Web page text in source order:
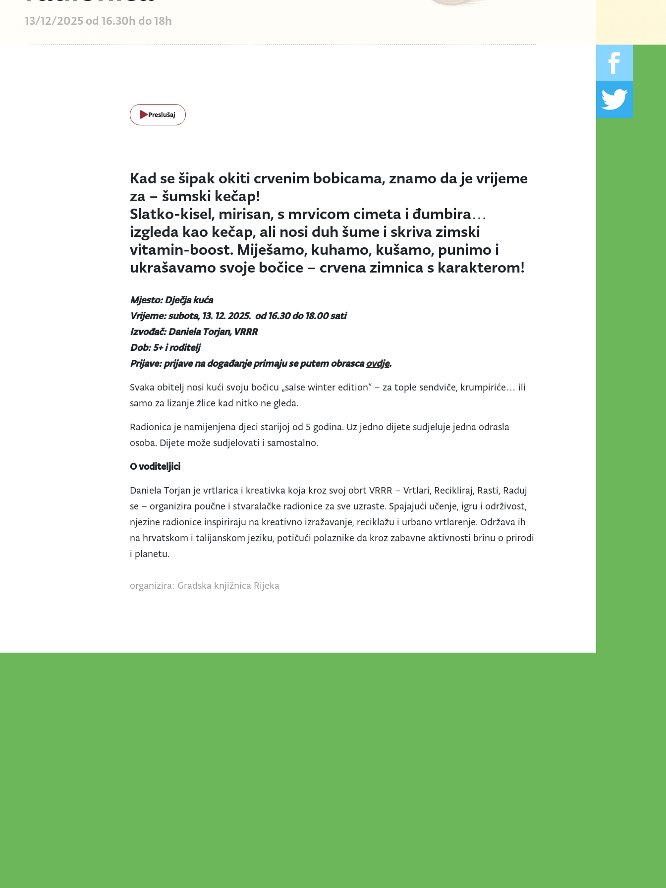
13/12/2025 od 16.30h do 18h
Preslušaj
Kad se šipak okiti crvenim bobicama, znamo da je vrijeme
za – šumski kečap!
Slatko-kisel, mirisan, s mrvicom cimeta i đumbira…
izgleda kao kečap, ali nosi duh šume i skriva zimski
vitamin-boost. Miješamo, kuhamo, kušamo, punimo i
ukrašavamo svoje bočice – crvena zimnica s karakterom!
Mjesto: Dječja kuća
Vrijeme: subota, 13. 12. 2025. od 16.30 do 18.00 sati
Izvođač: Daniela Torjan, VRRR
Dob: 5+ i roditelj
Prijave: prijave na događanje primaju se putem obrascaovdje.
Svaka obitelj nosi kući svoju bočicu „salse winter edition“ – za tople sendviče, krumpiriće… ili
samo za lizanje žlice kad nitko ne gleda.
Radionica je namijenjena djeci starijoj od 5 godina. Uz jedno dijete sudjeluje jedna odrasla
osoba. Dijete može sudjelovati i samostalno.
O voditeljici
Daniela Torjan je vrtlarica i kreativka koja kroz svoj obrt VRRR – Vrtlari, Recikliraj, Rasti, Raduj
se – organizira poučne i stvaralačke radionice za sve uzraste. Spajajući učenje, igru i održivost,
njezine radionice inspiriraju na kreativno izražavanje, reciklažu i urbano vrtlarenje. Održava ih
na hrvatskom i talijanskom jeziku, potičući polaznike da kroz zabavne aktivnosti brinu o prirodi
i planetu.
organizira: Gradska knjižnica Rijeka